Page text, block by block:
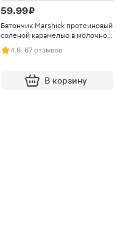
59.99 ₽
Батончик Marshick протеиновый
соленой карамелью в молочном
шоколаде без сахара Soj 30г
4.8· 67 отзывов
В корзину